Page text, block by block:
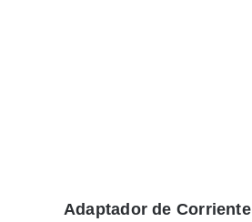
Adaptador de Corriente